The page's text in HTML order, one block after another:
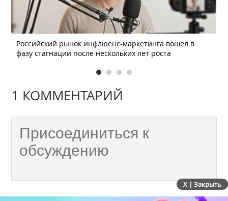
Российский рынок инфлюенс-маркетинга вошел в
фазу стагнации после нескольких лет роста
1 КОММЕНТАРИЙ
X | Закрыть